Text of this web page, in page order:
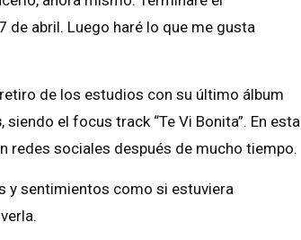
de abril. Luego haré lo que me gusta
de los estudios con su último álbum
, siendo el focus track “Te Vi Bonita”. En esta
redes sociales después de mucho tiempo.
y sentimientos como si estuviera